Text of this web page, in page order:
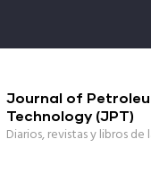
Journal of
Technology (JPT)
Diarios, revistas y libros de